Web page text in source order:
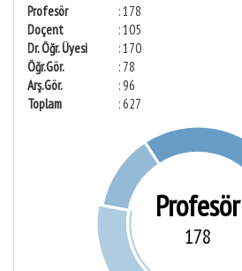
Profesör
: 178
Doçent
: 105
Dr. Öğr. Üyesi
: 170
Öğr.Gör.
: 78
Arş.Gör.
: 96
Toplam
: 627
Profesör
178